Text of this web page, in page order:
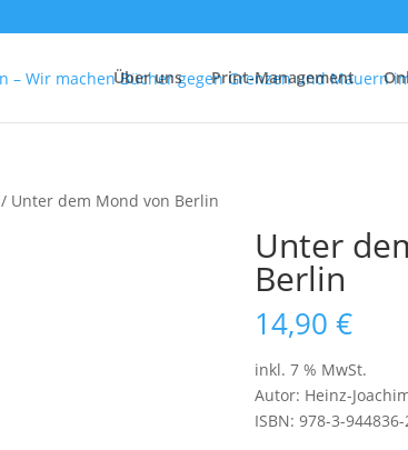
Über uns Print-Management
/ Unter dem Mond von Berlin
Unter
Berlin
14,90€
inkl. 7 % MwSt.
Autor: Heinz-
ISBN: 978-3-